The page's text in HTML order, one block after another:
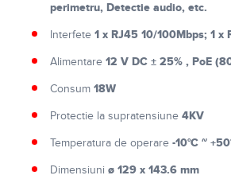
perimetru, Detectie audio, etc.
Interfete 1 x RJ45 10/100Mbps; 1 x
Alimentare 12 V DC ± 25% , PoE
Consum 18W
Protectie la supratensiune 4KV
Temperatura de operare -10°C ~
Dimensiuni ø 129 x 143.6 mm